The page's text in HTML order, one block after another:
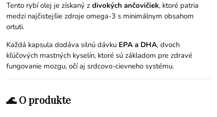
Tento rybí olej je získaný zdivokých ančovičiek, ktoré patria
medzi najčistejšie zdroje omega-3 s minimálnym obsahom
ortuti.
Každá kapsula dodáva silnú dávku EPA a DHA, dvoch
kľúčových mastných kyselín, ktoré sú základom pre zdravé
fungovanie mozgu, očí aj srdcovo-cievneho systému.
🌊 O produkte